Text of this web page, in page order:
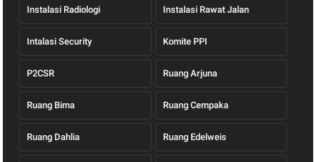
Instalasi Radiologi Instalasi Rawat Jalan
Intalasi Security Komite PPI
P2CSR Ruang Arjuna
Ruang Bima Ruang Cempaka
Ruang Dahlia Ruang Edelweis